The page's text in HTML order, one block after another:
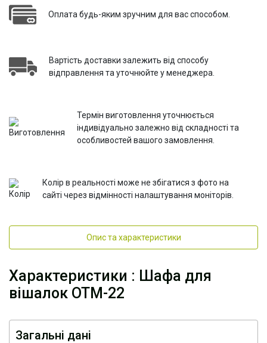
Оплата будь-яким зручним для вас способом.
Вартість доставки залежить від способу
відправлення та уточнюйте у менеджера.
Термін виготовлення уточнюється
індивідуально залежно від складності та
особливостей вашого замовлення.
Колір в реальності може не збігатися з фото на
сайті через відмінності налаштування моніторів.
Опис та характеристики
Характеристики : Шафа для
вішалок ОТМ-22
Загальні дані